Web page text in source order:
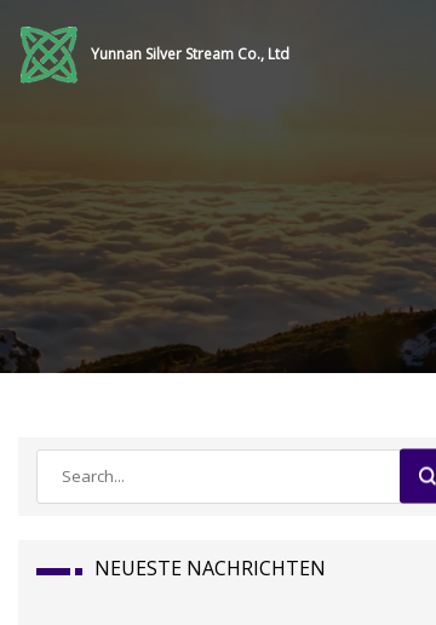
Yunnan Silver Stream Co., Ltd
NEUESTE NACHRICHTEN